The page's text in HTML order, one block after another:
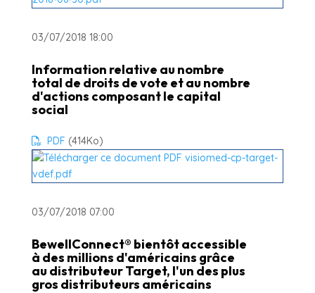
03/07/2018 18:00
Information relative au nombre
total de droits de vote et au nombre
d'actions composant le capital
social
PDF (414Ko)
03/07/2018 07:00
BewellConnect® bientôt accessible
à des millions d'américains grâce
au distributeur Target, l'un des plus
gros distributeurs américains